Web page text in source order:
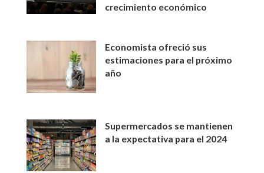
crecimiento económico
Economista ofreció sus
estimaciones para el próximo
año
Supermercados se mantienen
a la expectativa para el 2024